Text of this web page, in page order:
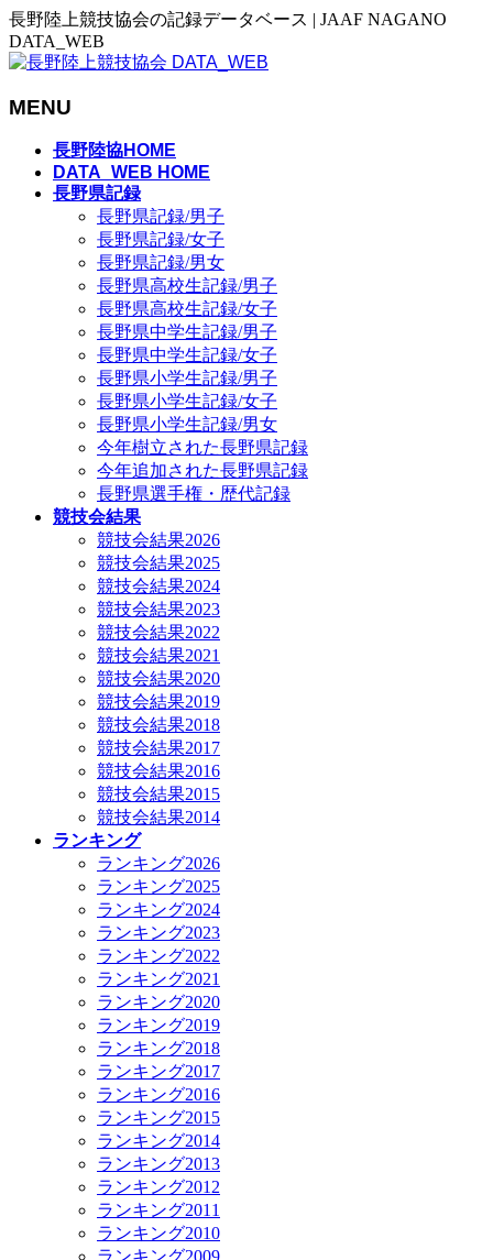
長野陸上競技協会の記録データベース | JAAF NAGANO
DATA_WEB
MENU
長野陸協HOME
DATA_WEB HOME
長野県記録
長野県記録/男子
長野県記録/女子
長野県記録/男女
長野県高校生記録/男子
長野県高校生記録/女子
長野県中学生記録/男子
長野県中学生記録/女子
長野県小学生記録/男子
長野県小学生記録/女子
長野県小学生記録/男女
今年樹立された長野県記録
今年追加された長野県記録
長野県選手権・歴代記録
競技会結果
競技会結果2026
競技会結果2025
競技会結果2024
競技会結果2023
競技会結果2022
競技会結果2021
競技会結果2020
競技会結果2019
競技会結果2018
競技会結果2017
競技会結果2016
競技会結果2015
競技会結果2014
ランキング
ランキング2026
ランキング2025
ランキング2024
ランキング2023
ランキング2022
ランキング2021
ランキング2020
ランキング2019
ランキング2018
ランキング2017
ランキング2016
ランキング2015
ランキング2014
ランキング2013
ランキング2012
ランキング2011
ランキング2010